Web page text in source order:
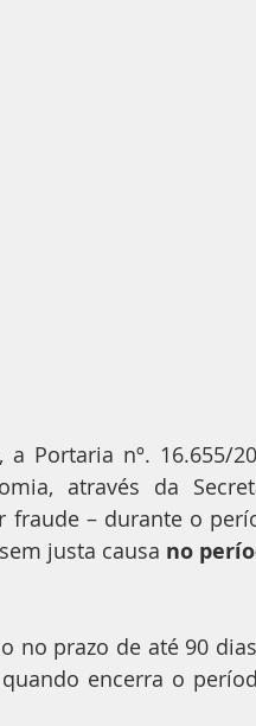
Portaria nº. 16.655/
através da
fraude – durante o
justa causa no
encerra o